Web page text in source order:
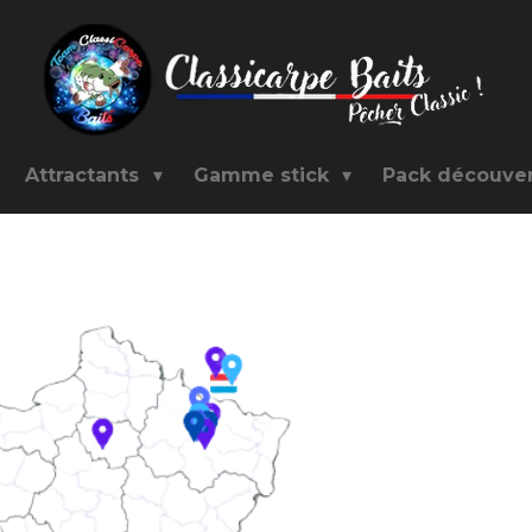
Attractants Gamme stick Pack